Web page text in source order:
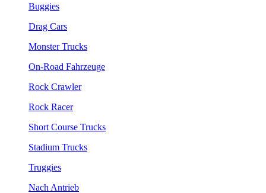
Buggies
Drag Cars
Monster Trucks
On-Road Fahrzeuge
Rock Crawler
Rock Racer
Short Course Trucks
Stadium Trucks
Truggies
Nach Antrieb